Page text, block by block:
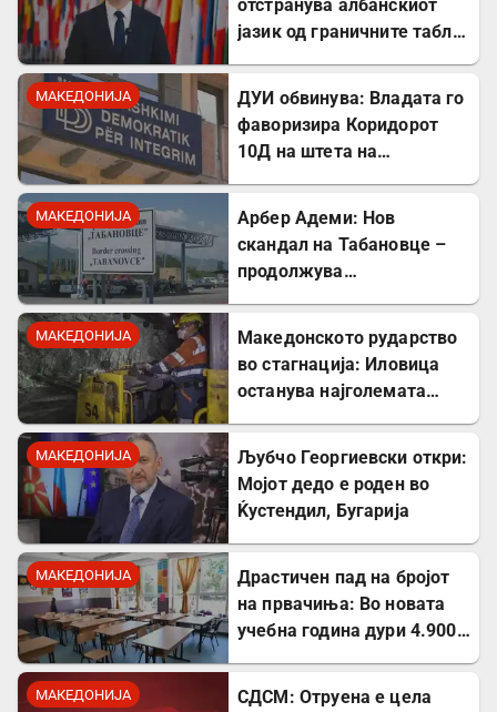
отстранува албанскиот
јазик од граничните табли,
МАКЕДОНИЈА
ДУИ обвинува: Владата го
фаворизира Коридорот
10Д на штета на
МАКЕДОНИЈА
Арбер Адеми: Нов
скандал на Табановце –
продолжува
МАКЕДОНИЈА
Македонското рударство
во стагнација: Иловица
останува најголемата
МАКЕДОНИЈА
Љубчо Георгиевски откри:
Мојот дедо е роден во
Ќустендил, Бугарија
МАКЕДОНИЈА
Драстичен пад на бројот
на првачиња: Во новата
учебна година дури 4.900
МАКЕДОНИЈА
СДСМ: Отруена е цела